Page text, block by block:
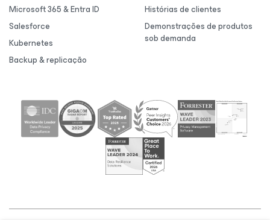
Microsoft 365 & Entra ID
Salesforce
Kubernetes
Backup & replicação
Histórias de clientes
Demonstrações de produtos
sob demanda